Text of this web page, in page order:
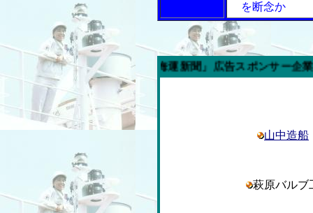
を断念か
週の「内航海運新聞」広告スポンサー企業
山中造船
萩原バル